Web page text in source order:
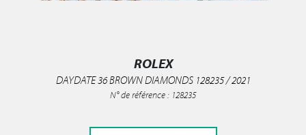
ROLEX
DAYDATE 36 BROWN DIAMONDS 128235 / 2021
N° de référence : 128235